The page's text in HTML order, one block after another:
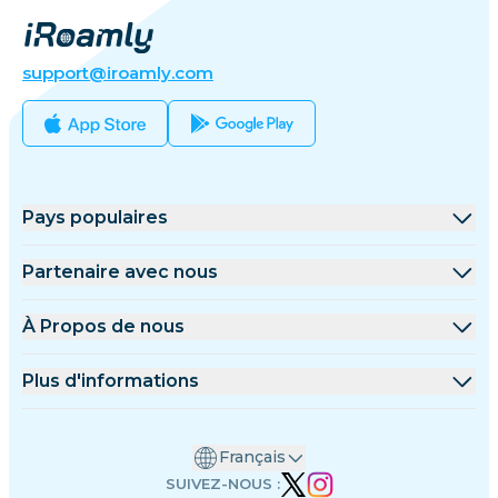
support@iroamly.com
Pays populaires
États-Unis
Turquie
France
Partenaire avec nous
Plateforme de gros
À Propos de nous
À Propos de iRoamly
Plus d'informations
Calculateur de données Français
SUIVEZ-NOUS :